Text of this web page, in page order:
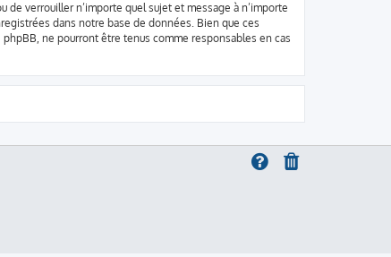
verrouiller n’importe quel sujet et message à n’importe
dans notre base de données. Bien que ces
ne pourront être tenus comme responsables en cas